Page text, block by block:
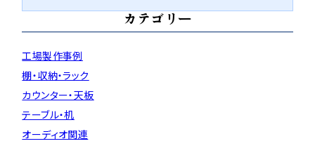
カテゴリー
工場製作事例
棚・収納・ラック
カウンター・天板
テーブル・机
オーディオ関連